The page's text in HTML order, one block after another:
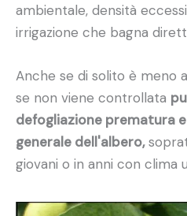
ambientale, densità
irrigazione che bagna
Anche se di solito è meno
se non viene controllata
defogliazione prematura
generale dell'albero,
giovani o in anni con clima